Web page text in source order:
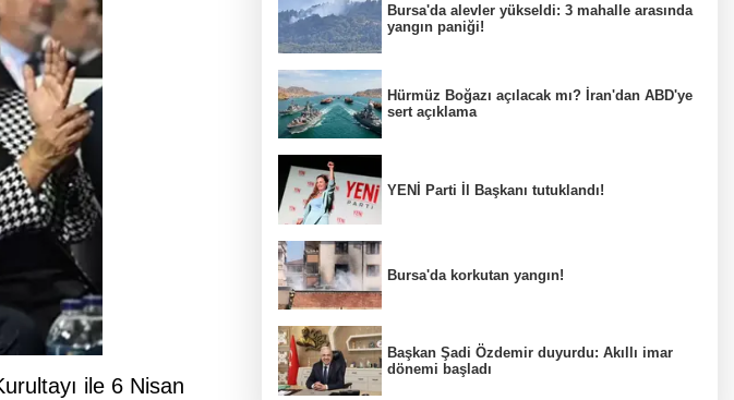
ile 6 Nisan
Bursa'da alevler yükseldi: 3 mahalle arasında
yangın paniği!
Hürmüz Boğazı açılacak mı? İran'dan ABD'ye
sert açıklama
YENİ Parti İl Başkanı tutuklandı!
Bursa'da korkutan yangın!
Başkan Şadi Özdemir duyurdu: Akıllı imar
dönemi başladı